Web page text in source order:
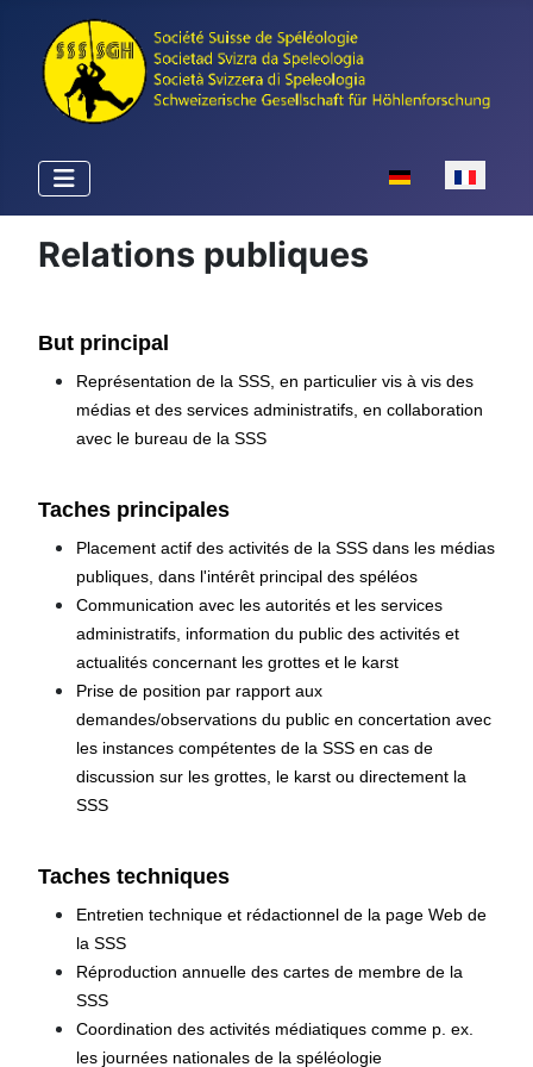
Sélectionnez
Relations publiques
But principal
Représentation de la SSS, en particulier vis à vis des
médias et des services administratifs, en collaboration
avec le bureau de la SSS
Taches principales
Placement actif des activités de la SSS dans les médias
publiques, dans l'intérêt principal des spéléos
Communication avec les autorités et les services
administratifs, information du public des activités et
actualités concernant les grottes et le karst
Prise de position par rapport aux
demandes/observations du public en concertation avec
les instances compétentes de la SSS en cas de
discussion sur les grottes, le karst ou directement la
SSS
Taches techniques
Entretien technique et rédactionnel de la page Web de
la SSS
Réproduction annuelle des cartes de membre de la
SSS
Coordination des activités médiatiques comme p. ex.
les journées nationales de la spéléologie